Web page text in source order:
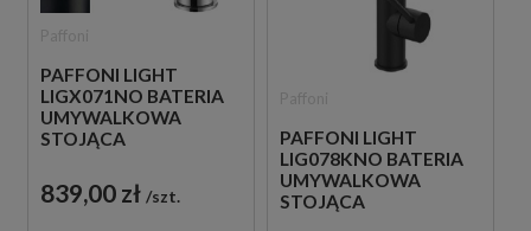
PAFFONI LIGHT
LIGX071NO BATERIA
UMYWALKOWA
STOJĄCA
CZARNA
839,00 zł szt.
PAFFONI LIGHT
LIG078KNO BATERIA
UMYWALKOWA
STOJĄCA